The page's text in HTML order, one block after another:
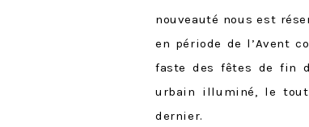
nouveauté nous est
en période de l’Avent
faste des fêtes de fin
urbain illuminé, le tout
dernier.